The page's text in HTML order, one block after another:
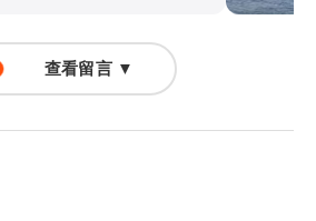
查看留言 ▼